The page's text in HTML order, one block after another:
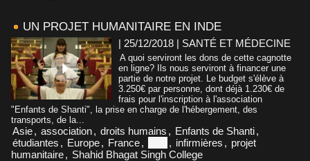
UN PROJET HUMANITAIRE EN INDE
| 25/12/2018 | SANTÉ ET MÉDECINE
A quoi serviront les dons de cette cagnotte
en ligne? Ils nous serviront à financer une
partie de notre projet. Le budget s'élève à
3.250€ par personne, dont déjà 1.230€ de
frais pour l'inscription à l'association
"Enfants de Shanti", la prise en charge de l'hébergement, des
transports, de la...
Asie, association, droits humains , Enfants de Shanti,
étudiantes , Europe, France, , infirmières , projet
humanitaire, Shahid Bhagat Singh College